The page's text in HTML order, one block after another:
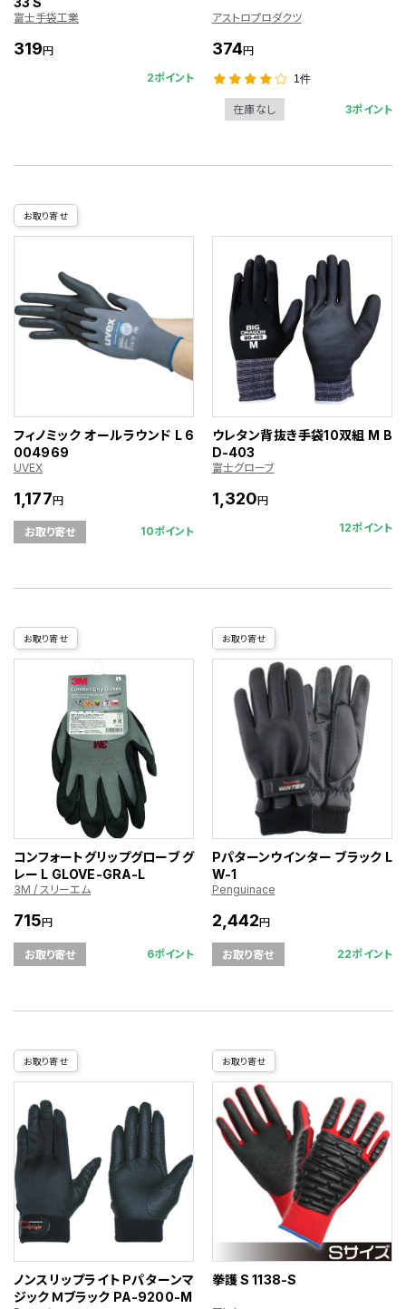
富士手袋工業
319円
2ポイント
アストロプロダクツ
374円
1件
在庫なし 3ポイント
お取り寄せ
フィノミック オールラウンド L 6
004969
UVEX
1,177円
お取り寄せ 10ポイント
ウレタン背抜き手袋10双組 M B
D-403
富士グローブ
1,320円
12ポイント
お取り寄せ
コンフォートグリップグローブ グ
レー L GLOVE-GRA-L
3M / スリーエム
715円
お取り寄せ 6ポイント
お取り寄せ
Pパターンウインター ブラック L
W-1
Penguinace
2,442円
お取り寄せ 22ポイント
お取り寄せ
ノンスリップライトＰパターンマ
ジック Ｍ ブラック PA-9200-M
お取り寄せ
拳護 S 1138-S